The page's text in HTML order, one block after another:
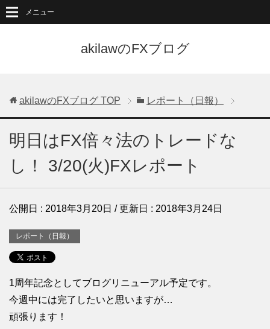
akilawのFXブログ
メニュー
akilawのFXブログ TOP レポート（日報）
明日はFX倍々法のトレードな
し！ 3/20(火)FXレポート
公開日 : 2018年3月20日 / 更新日 : 2018年3月24日
レポート（日報）
1周年記念としてブログリニューアル予定です。
今週中には完了したいと思いますが…
頑張ります！